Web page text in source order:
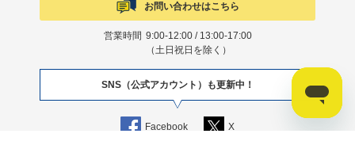
お問い合わせはこちら
営業時間 9:00-12:00 / 13:00-17:00
（土日祝日を除く）
SNS（公式アカウント）も更新中！
Facebook X